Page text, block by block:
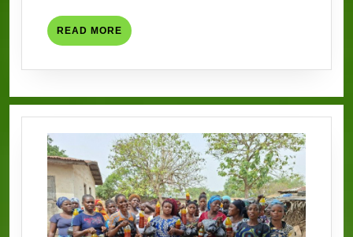
jardins
et
à
l’élevage
de
case.
READ MORE READ
MORE